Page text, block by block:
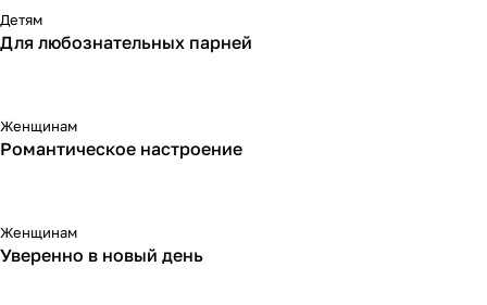
Детям
Для любознательных парней
Женщинам
Романтическое настроение
Женщинам
Уверенно в новый день